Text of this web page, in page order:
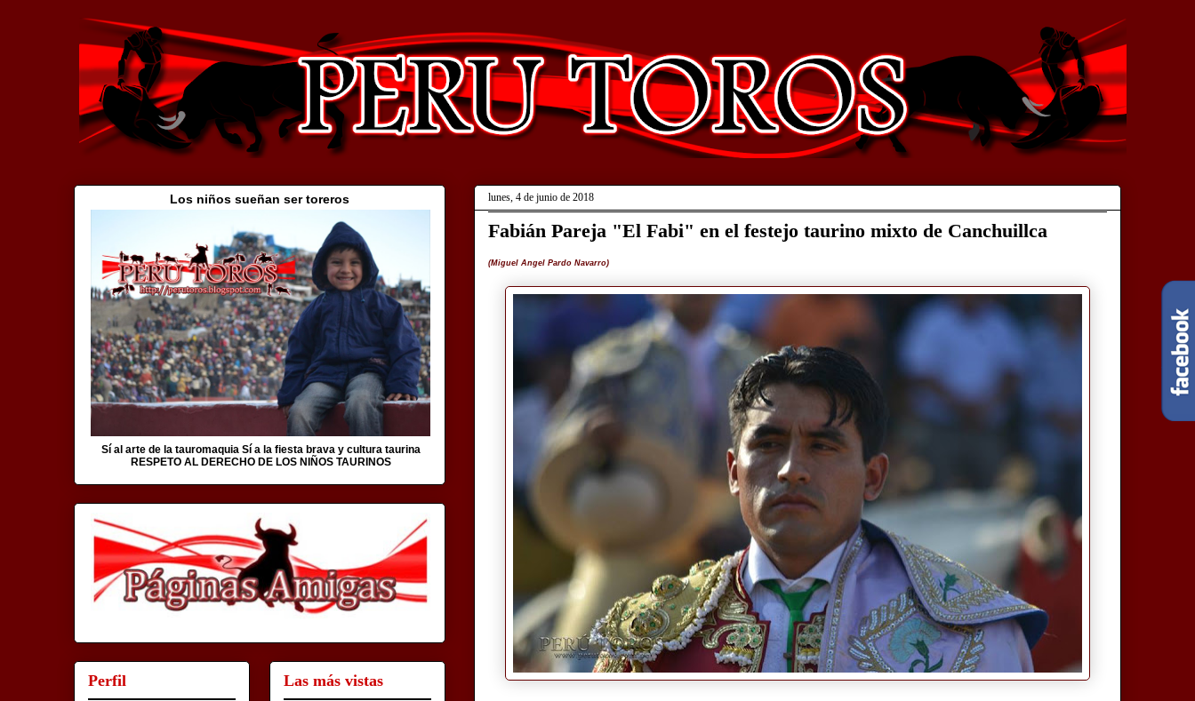
lunes, 4 de junio de 2018
Fabián Pareja "El Fabi" en el festejo taurino mixto de Canchuillca
(Miguel Angel Pardo Navarro)
Los niños sueñan ser toreros
Sí al arte de la tauromaquia Sí a la fiesta brava y cultura taurina
RESPETO AL DERECHO DE LOS NIÑOS TAURINOS
Perfil Las más vistas